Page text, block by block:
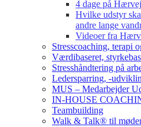
4 dage på
Hvilke udstyr
andre lange
Videoer fra
Stresscoaching, terapi
Værdibaseret,
Stresshåndtering på
Ledersparring, -
MUS – Medarbejder
IN-HOUSE
Teambuilding
Walk & Talk® til